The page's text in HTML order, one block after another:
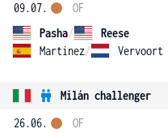
09.07.
Pasha/
Reese
Martinez/ Vervoort
OF
Milán challenger
26.06.
OF